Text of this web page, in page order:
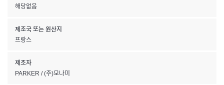
해당없음
제조국 또는 원산지
프랑스
제조자
PARKER / (주)모나미